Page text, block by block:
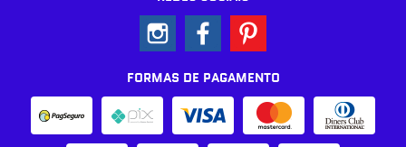
FORMAS DE PAGAMENTO